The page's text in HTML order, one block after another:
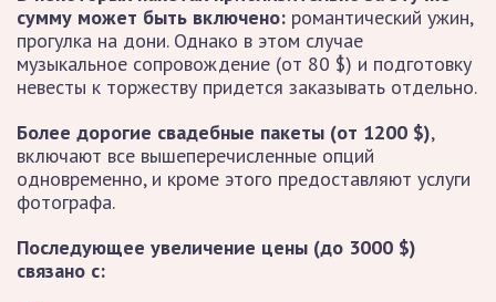
сумму может быть включено: романтический ужин,
прогулка на дони. Однако в этом случае
музыкальное сопровождение (от 80 $) и подготовку
невесты к торжеству придется заказывать отдельно.
Более дорогие свадебные пакеты (от 1200 $),
включают все вышеперечисленные опций
одновременно, и кроме этого предоставляют услуги
фотографа.
Последующее увеличение цены (до 3000 $)
связано с: